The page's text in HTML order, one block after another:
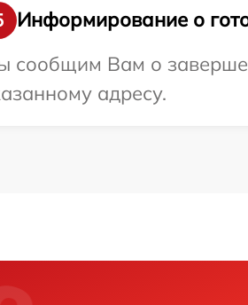
Информирование о
сообщим Вам о
адресу.